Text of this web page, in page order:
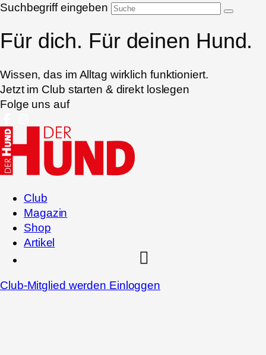
Suchbegriff eingeben
Für dich. Für deinen Hund.
Wissen, das im Alltag wirklich funktioniert.
Jetzt im Club starten & direkt loslegen
Folge uns auf
Club
Magazin
Shop
Artikel
Club-Mitglied werden Einloggen